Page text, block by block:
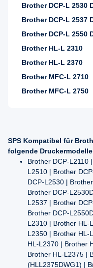
Brother DCP-L 2530
Brother DCP-L 2537
Brother DCP-L 2550
Brother HL-L 2310
Brother HL-L 2370
Brother MFC-L 2710
Brother MFC-L 2750
SPS Kompatibel für
folgende Druckermodelle
Brother DCP-L2110
L2510 | Brother
DCP-L2530 |
Brother DCP-
L2537 | Brother
Brother DCP-
L2310 | Brother HL-
L2350 | Brother HL-
HL-L2370 | Brother
Brother HL-L2375 |
(HLL2375DWG1) |